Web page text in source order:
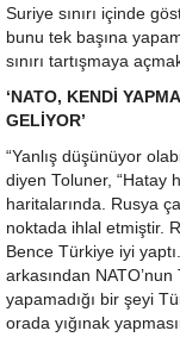
Suriye sınırı içinde
bunu tek başına
sınırı tartışmaya
‘NATO, KENDİ
GELİYOR’
“Yanlış düşünüyor
diyen Toluner, “Hatay
haritalarında. Rusya
noktada ihlal etmiştir.
Bence Türkiye iyi
arkasından
yapamadığı bir şeyi
orada yığınak